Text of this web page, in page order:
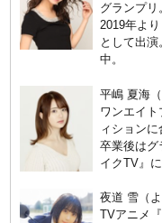
グランプリ
2019年よ
として出
中。
平嶋 夏海
ワンエイ
ィション
卒業後はグ
イクTV』
夜道 雪（よ
TVアニメ